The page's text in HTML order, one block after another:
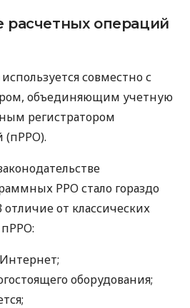
расчетных операций
совместно с
объединяющим учетную
регистратором
(пРРО).
РРО стало гораздо
от классических
пРРО:
оборудования;